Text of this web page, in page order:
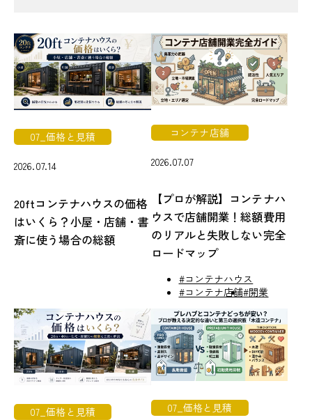
07_価格と見積
2026.07.14
20ftコンテナハウスの価格
はいくら？小屋・店舗・書
斎に使う場合の総額
コンテナ店舗
2026.07.07
【プロが解説】コンテナハ
ウスで店舗開業！総額費用
のリアルと失敗しない完全
ロードマップ
#コンテナハウス
#コンテナ店舗#開業
07_価格と見積 07_価格と見積